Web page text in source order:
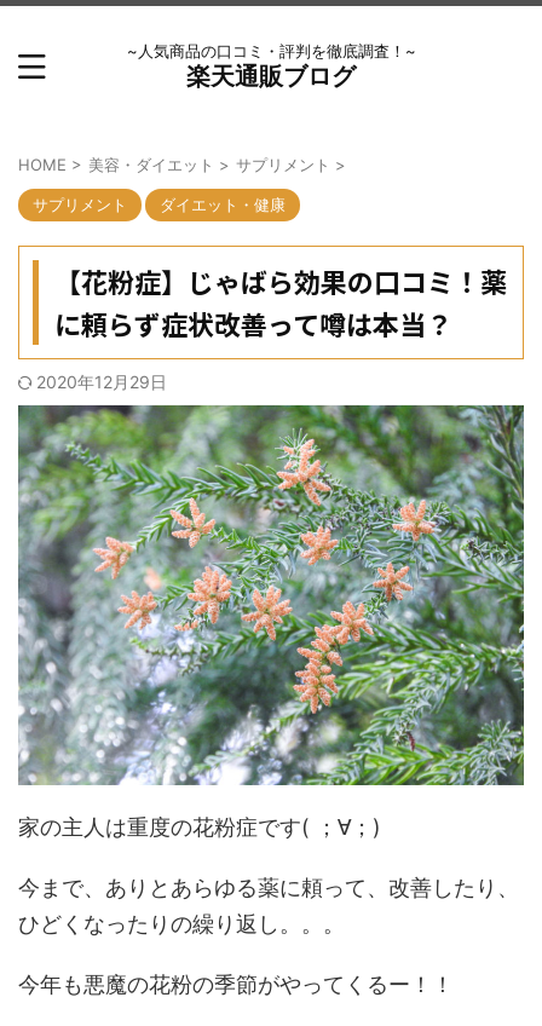
~人気商品の口コミ・評判を徹底調査！~
楽天通販ブログ
HOME > 美容・ダイエット > サプリメント >
サプリメント ダイエット・健康
【花粉症】じゃばら効果の口コミ！薬
に頼らず症状改善って噂は本当？
2020年12月29日
家の主人は重度の花粉症です( ；∀；)
今まで、ありとあらゆる薬に頼って、改善したり、
ひどくなったりの繰り返し。。。
今年も悪魔の花粉の季節がやってくるー！！